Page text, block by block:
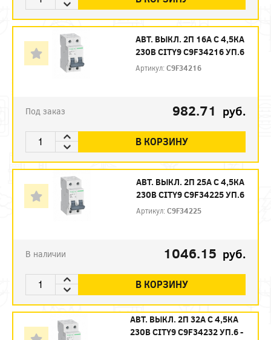
АВТ. ВЫКЛ. 2П 16А С 4,5КА
230В CITY9 C9F34216 УП.6
Артикул:C9F34216
Под заказ 982.71 руб.
В КОРЗИНУ
АВТ. ВЫКЛ. 2П 25А С 4,5КА
230В CITY9 C9F34225 УП.6
Артикул:C9F34225
В наличии 1046.15 руб.
В КОРЗИНУ
АВТ. ВЫКЛ. 2П 32А С 4,5КА
230В CITY9 C9F34232 УП.6 -